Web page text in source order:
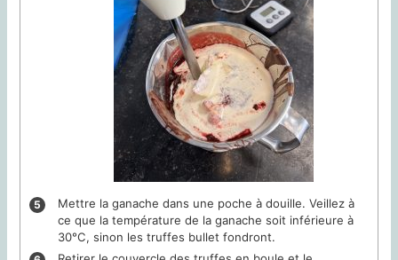
Mettre la ganache dans une poche à douille. Veillez à
ce que la température de la ganache soit inférieure à
30°C, sinon les truffes bullet fondront.